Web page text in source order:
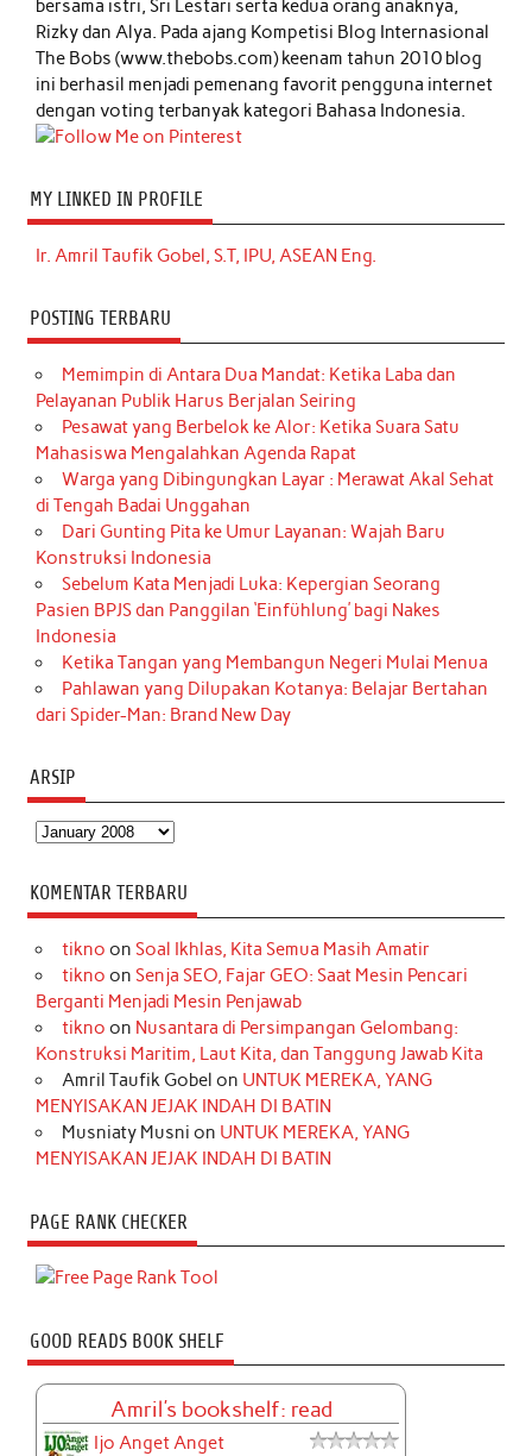
bersama istri, Sri Lestari serta kedua orang anaknya,
Rizky dan Alya. Pada ajang Kompetisi Blog Internasional
The Bobs (www.thebobs.com) keenam tahun 2010 blog
ini berhasil menjadi pemenang favorit pengguna internet
dengan voting terbanyak kategori Bahasa Indonesia.
MY LINKED IN PROFILE
Ir. Amril Taufik Gobel, S.T, IPU, ASEAN Eng.
POSTING TERBARU
Memimpin di Antara Dua Mandat: Ketika Laba dan
Pelayanan Publik Harus Berjalan Seiring
Pesawat yang Berbelok ke Alor: Ketika Suara Satu
Mahasiswa Mengalahkan Agenda Rapat
Warga yang Dibingungkan Layar : Merawat Akal Sehat
di Tengah Badai Unggahan
Dari Gunting Pita ke Umur Layanan: Wajah Baru
Konstruksi Indonesia
Sebelum Kata Menjadi Luka: Kepergian Seorang
Pasien BPJS dan Panggilan ‘Einfühlung’ bagi Nakes
Indonesia
Ketika Tangan yang Membangun Negeri Mulai Menua
Pahlawan yang Dilupakan Kotanya: Belajar Bertahan
dari Spider-Man: Brand New Day
ARSIP
Arsip
KOMENTAR TERBARU
tikno on Soal Ikhlas, Kita Semua Masih Amatir
tikno on Senja SEO, Fajar GEO: Saat Mesin Pencari
Berganti Menjadi Mesin Penjawab
tikno on Nusantara di Persimpangan Gelombang:
Konstruksi Maritim, Laut Kita, dan Tanggung Jawab Kita
Amril Taufik Gobel on UNTUK MEREKA, YANG
MENYISAKAN JEJAK INDAH DI BATIN
Musniaty Musni on UNTUK MEREKA, YANG
MENYISAKAN JEJAK INDAH DI BATIN
PAGE RANK CHECKER
GOOD READS BOOK SHELF
Amril's bookshelf: read
Ijo Anget Anget